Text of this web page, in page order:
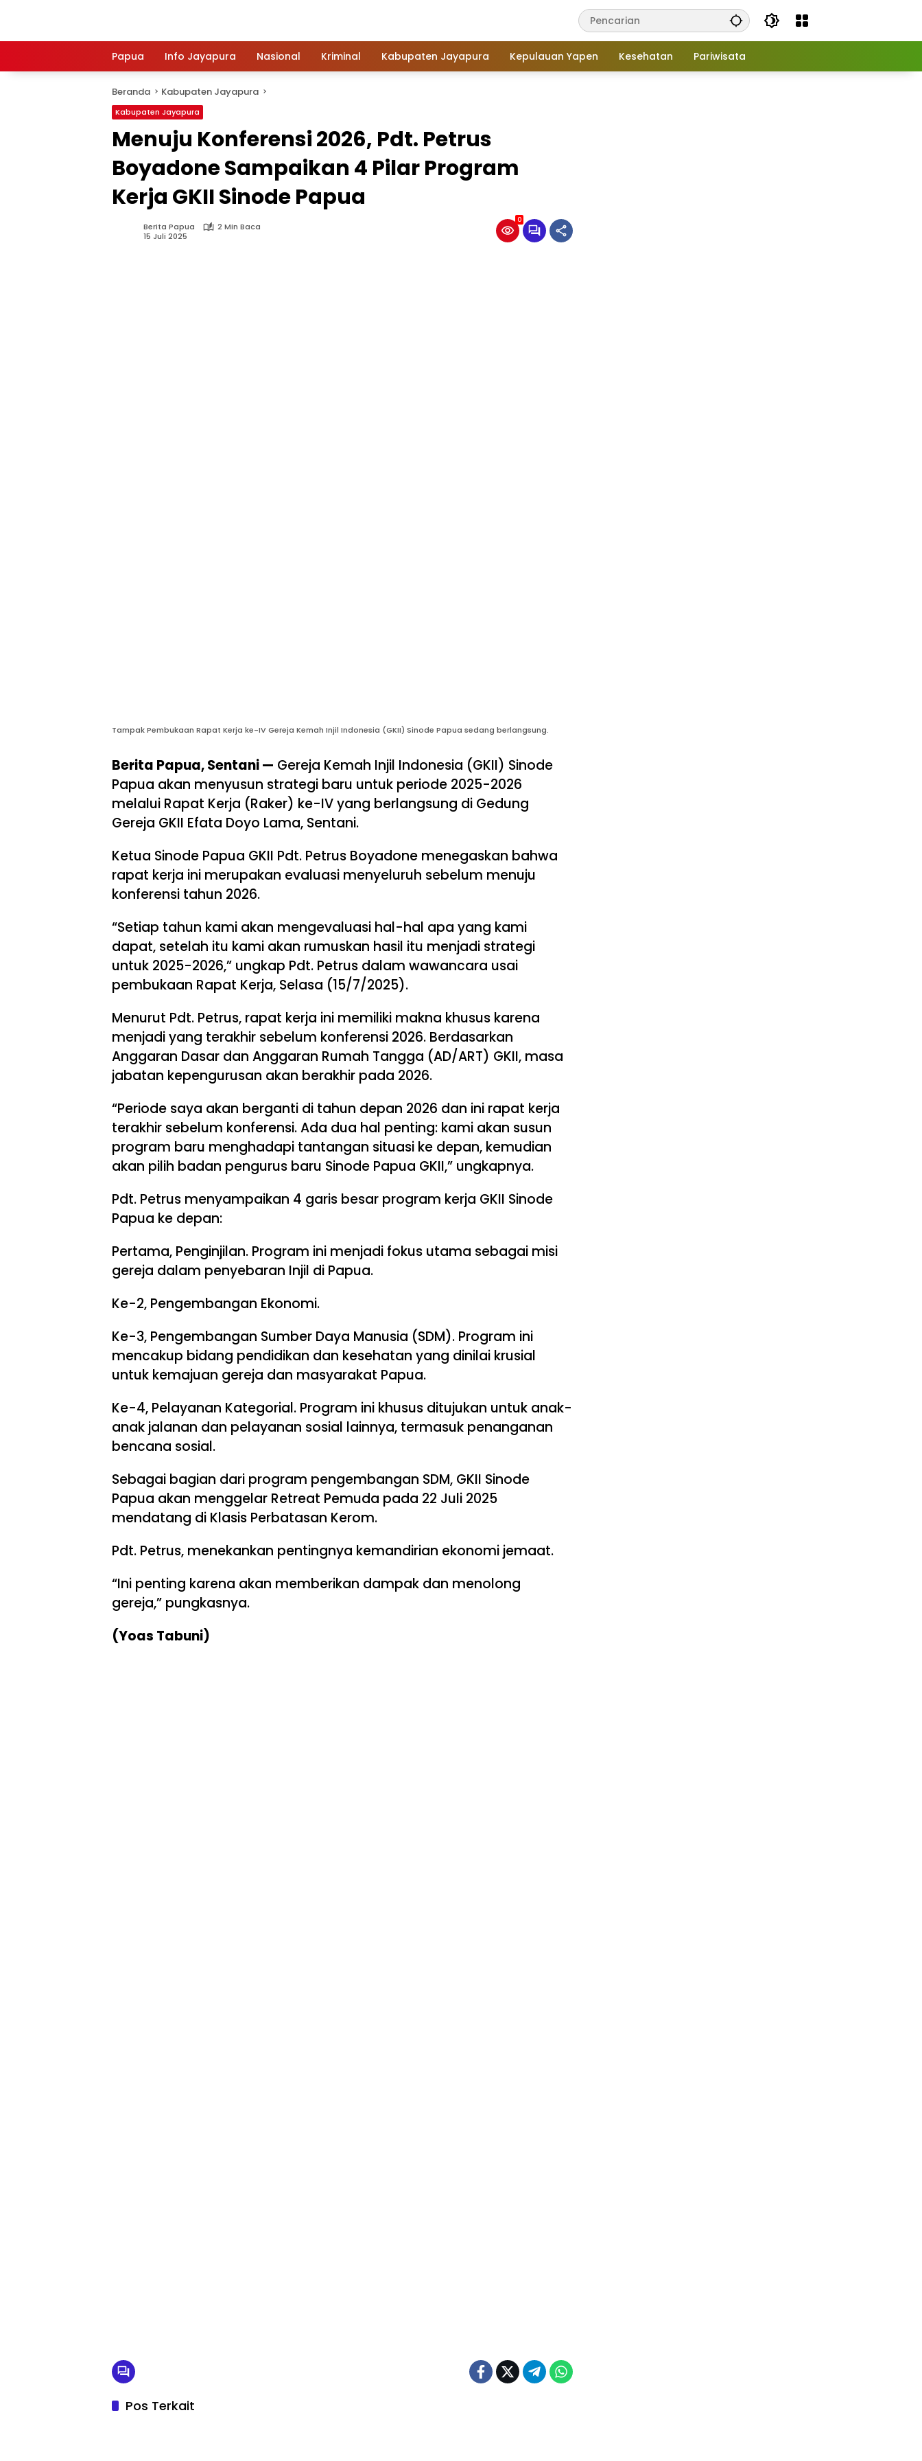
Papua
Info Jayapura Nasional Kriminal Kabupaten Jayapura Kepulauan Yapen Kesehatan Pariwisata
Beranda Kabupaten Jayapura
Kabupaten Jayapura
Menuju Konferensi 2026, Pdt. Petrus
Boyadone Sampaikan 4 Pilar Program
Kerja GKII Sinode Papua
Berita Papua
2 Min Baca
15 Juli 2025
0
Tampak Pembukaan Rapat Kerja ke-IV Gereja Kemah Injil Indonesia (GKII) Sinode Papua sedang berlangsung.
Berita Papua, Sentani — Gereja Kemah Injil Indonesia (GKII) Sinode
Papua akan menyusun strategi baru untuk periode 2025-2026
melalui Rapat Kerja (Raker) ke-IV yang berlangsung di Gedung
Gereja GKII Efata Doyo Lama, Sentani.
Ketua Sinode Papua GKII Pdt. Petrus Boyadone menegaskan bahwa
rapat kerja ini merupakan evaluasi menyeluruh sebelum menuju
konferensi tahun 2026.
“Setiap tahun kami akan mengevaluasi hal-hal apa yang kami
dapat, setelah itu kami akan rumuskan hasil itu menjadi strategi
untuk 2025-2026,” ungkap Pdt. Petrus dalam wawancara usai
pembukaan Rapat Kerja, Selasa (15/7/2025).
Menurut Pdt. Petrus, rapat kerja ini memiliki makna khusus karena
menjadi yang terakhir sebelum konferensi 2026. Berdasarkan
Anggaran Dasar dan Anggaran Rumah Tangga (AD/ART) GKII, masa
jabatan kepengurusan akan berakhir pada 2026.
“Periode saya akan berganti di tahun depan 2026 dan ini rapat kerja
terakhir sebelum konferensi. Ada dua hal penting: kami akan susun
program baru menghadapi tantangan situasi ke depan, kemudian
akan pilih badan pengurus baru Sinode Papua GKII,” ungkapnya.
Pdt. Petrus menyampaikan 4 garis besar program kerja GKII Sinode
Papua ke depan:
Pertama, Penginjilan. Program ini menjadi fokus utama sebagai misi
gereja dalam penyebaran Injil di Papua.
Ke-2, Pengembangan Ekonomi.
Ke-3, Pengembangan Sumber Daya Manusia (SDM). Program ini
mencakup bidang pendidikan dan kesehatan yang dinilai krusial
untuk kemajuan gereja dan masyarakat Papua.
Ke-4, Pelayanan Kategorial. Program ini khusus ditujukan untuk anak-
anak jalanan dan pelayanan sosial lainnya, termasuk penanganan
bencana sosial.
Sebagai bagian dari program pengembangan SDM, GKII Sinode
Papua akan menggelar Retreat Pemuda pada 22 Juli 2025
mendatang di Klasis Perbatasan Kerom.
Pdt. Petrus, menekankan pentingnya kemandirian ekonomi jemaat.
“Ini penting karena akan memberikan dampak dan menolong
gereja,” pungkasnya.
(Yoas Tabuni)
Pos Terkait